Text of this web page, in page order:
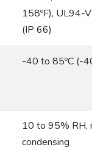
158ºF), UL94-
(IP 66)
-40 to 85ºC (-
10 to 95% RH,
condensing